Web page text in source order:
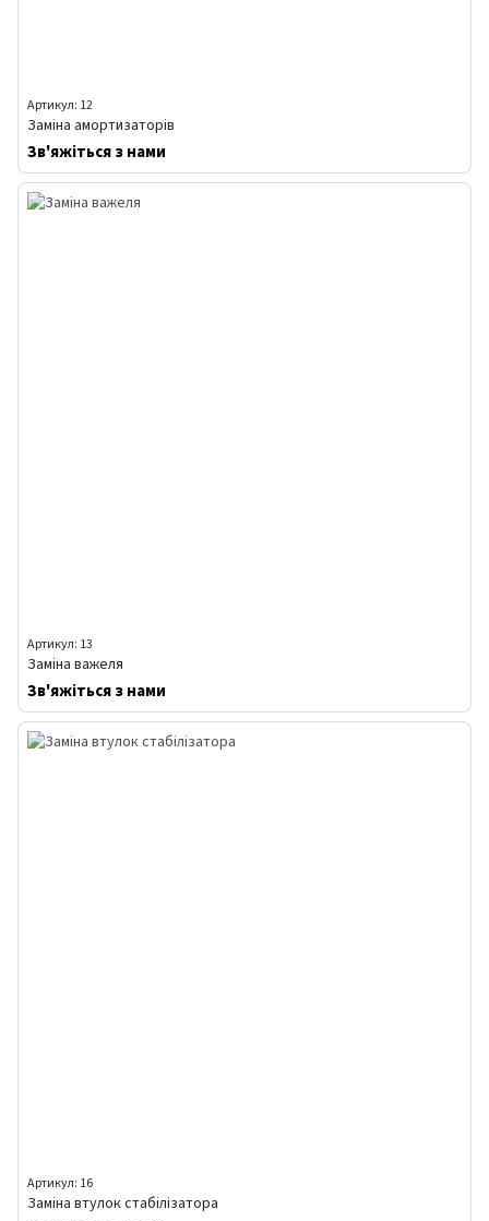
Артикул: 12
Заміна амортизаторів
Зв'яжіться з нами
Артикул: 13
Заміна важеля
Зв'яжіться з нами
Артикул: 16
Заміна втулок стабілізатора